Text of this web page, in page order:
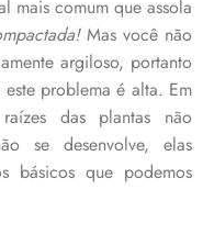
mais comum que assola
Mas você não
argiloso, portanto
problema é alta. Em
das plantas não
se desenvolve, elas
básicos que podemos